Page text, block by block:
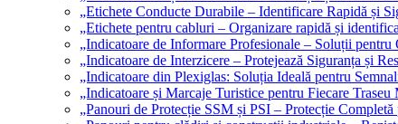
„Etichete Conducte Durabile – Identificare Rapidă și
„Etichete pentru cabluri – Organizare rapidă și
„Indicatoare de Informare Profesionale – Soluții pentru
„Indicatoare de Interzicere – Protejează Siguranța și
„Indicatoare din Plexiglas: Soluția Ideală pentru
„Indicatoare și Marcaje Turistice pentru Fiecare Traseu
„Panouri de Protecție SSM și PSI – Protecție